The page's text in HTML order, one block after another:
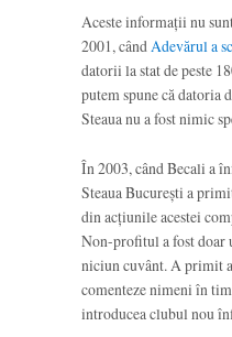
Aceste informații nu
2001, cândAdevărul a
datorii la stat de peste
putem spune că datoria
Steaua nu a fost nimic
În 2003, când Becali a
Steaua București a
din acțiunile acestei
Non-profitul a fost doar
niciun cuvânt. A primit
comenteze nimeni în
introducea clubul nou